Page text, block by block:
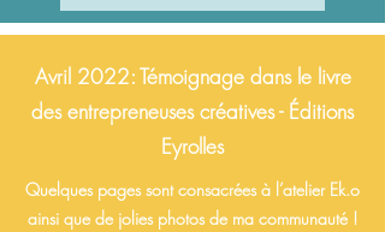
Avril 2022: Témoignage dans le livre
des entrepreneuses créatives - Éditions
Eyrolles
Quelques pages sont consacrées à l’atelier Ek.o
ainsi que de jolies photos de ma communauté !